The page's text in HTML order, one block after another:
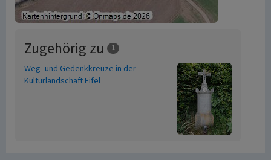
Zugehörig zu 1
Weg- und Gedenkkreuze in der
Kulturlandschaft Eifel